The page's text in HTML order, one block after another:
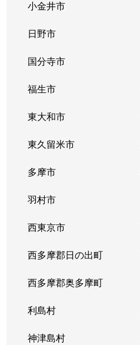
小金井市
日野市
国分寺市
福生市
東大和市
東久留米市
多摩市
羽村市
西東京市
西多摩郡日の出町
西多摩郡奥多摩町
利島村
神津島村